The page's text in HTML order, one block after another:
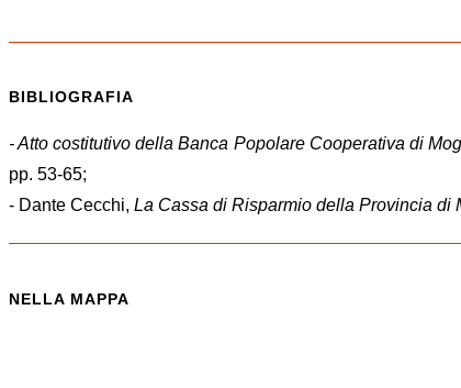
BIBLIOGRAFIA
- Atto costitutivo della Banca Popolare Cooperativa di
pp. 53-65;
- Dante Cecchi, La Cassa di Risparmio della Provincia di
NELLA MAPPA